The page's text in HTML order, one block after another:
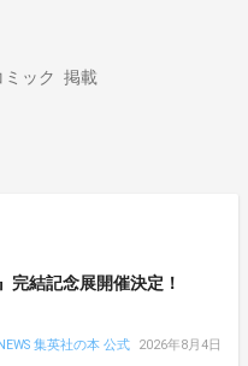
ック 掲載
完結記念展開催決定！
集英社の本 公式
2026年8月4日